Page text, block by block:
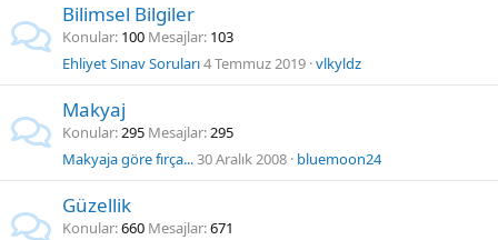
Bilimsel Bilgiler
Konular 100 Mesajlar 103
Ehliyet Sınav Soruları4 Temmuz 2019 vlkyldz
Makyaj
Konular 295 Mesajlar 295
Makyaja göre fırça...30 Aralık 2008 bluemoon24
Güzellik
Konular 660 Mesajlar 671